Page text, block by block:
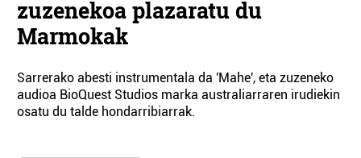
zuzenekoa plazaratu du
Marmokak
Sarrerako abesti instrumentala da 'Mahe', eta zuzeneko
audioa BioQuest Studios marka australiarraren irudiekin
osatu du talde hondarribiarrak.